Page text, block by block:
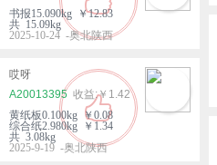
书报15.090kg ￥12.83
共 15.09kg
2025-10-24 -奥北陕西
哎呀
A20013395
￥1.42
黄纸板0.100kg ￥0.08
综合纸2.980kg ￥1.34
共 3.08kg
2025-9-19 -奥北陕西